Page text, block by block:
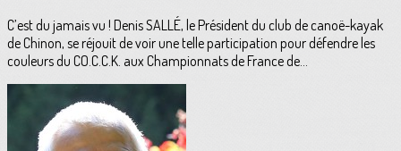
C’est du jamais vu ! Denis SALLÉ, le Président du club de canoë-kayak
de Chinon, se réjouit de voir une telle participation pour défendre les
couleurs du CO.C.C.K. aux Championnats de France de...